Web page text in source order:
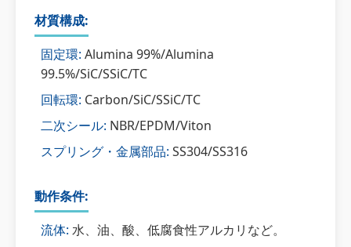
材質構成:
固定環: Alumina 99%/Alumina
99.5%/SiC/SSiC/TC
回転環: Carbon/SiC/SSiC/TC
二次シール: NBR/EPDM/Viton
スプリング・金属部品: SS304/SS316
動作条件:
流体: 水、油、酸、低腐食性アルカリなど。